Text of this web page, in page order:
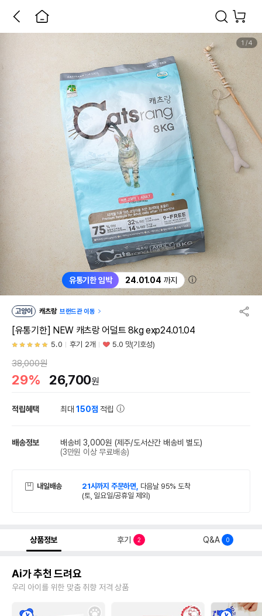
유통기한 임박 24.01.04 까지 ⓘ
1 /4
고양이 캐츠랑 브랜드관 이동
[유통기한] NEW 캐츠랑 어덜트 8kg exp24.01.04
5.0 후기 2개 5.0 맛(기호성)
38,000원
29% 26,700원
적립혜택 최대150점 적립
배송정보 배송비 3,000원 (제주/도서산간 배송비 별도)
(3만원 이상 무료배송)
내일배송 21시까지 주문하면, 다음날 95% 도착
(토, 일요일/공휴일 제외)
상품정보 후기 2 Q&A 0
Ai가 추천 드려요
우리 아이를 위한 맞춤 취향 저격 상품